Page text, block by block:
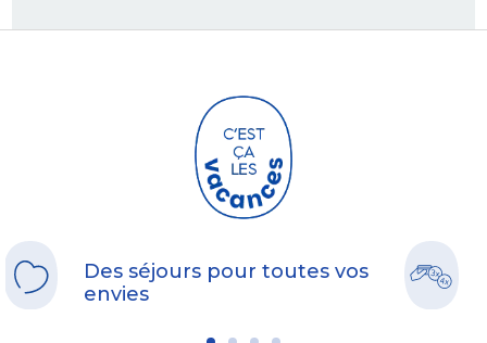
Des séjours pour toutes vos
envies